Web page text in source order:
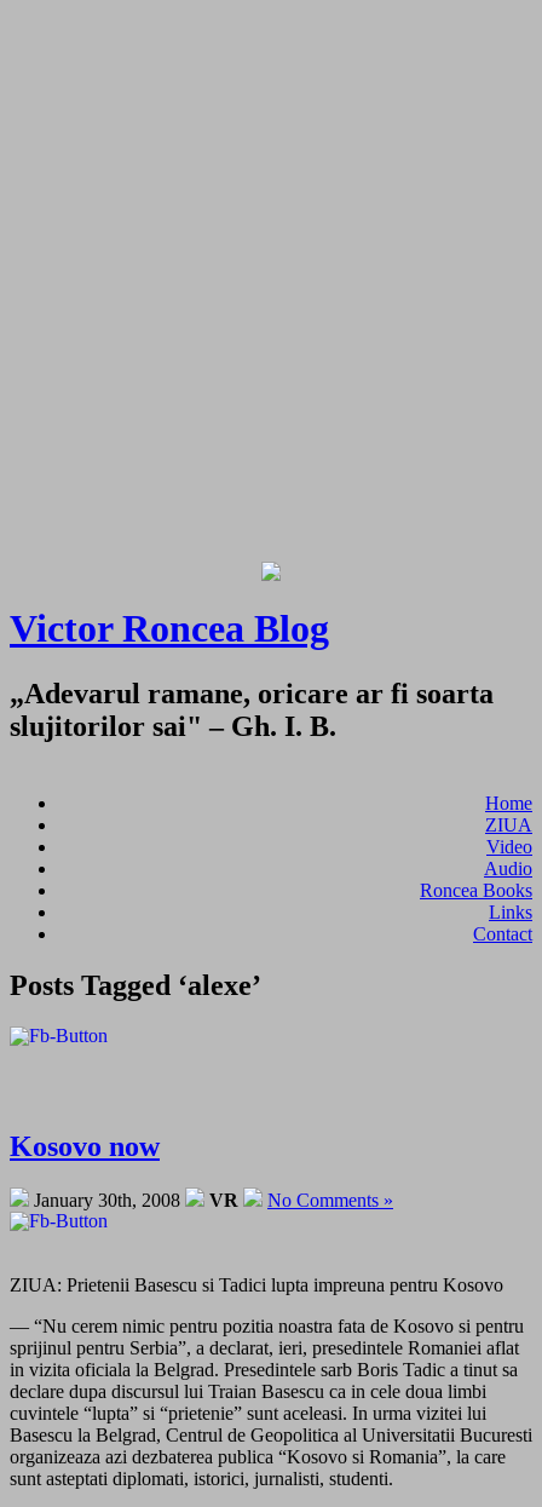
Victor Roncea Blog
„Adevarul ramane, oricare ar fi soarta
slujitorilor sai" – Gh. I. B.
Home
ZIUA
Video
Audio
Roncea Books
Links
Contact
Posts Tagged ‘alexe’
Kosovo now
January 30th, 2008 VR No Comments »
ZIUA: Prietenii Basescu si Tadici lupta impreuna pentru Kosovo
— “Nu cerem nimic pentru pozitia noastra fata de Kosovo si pentru
sprijinul pentru Serbia”, a declarat, ieri, presedintele Romaniei aflat
in vizita oficiala la Belgrad. Presedintele sarb Boris Tadic a tinut sa
declare dupa discursul lui Traian Basescu ca in cele doua limbi
cuvintele “lupta” si “prietenie” sunt aceleasi. In urma vizitei lui
Basescu la Belgrad, Centrul de Geopolitica al Universitatii Bucuresti
organizeaza azi dezbaterea publica “Kosovo si Romania”, la care
sunt asteptati diplomati, istorici, jurnalisti, studenti.